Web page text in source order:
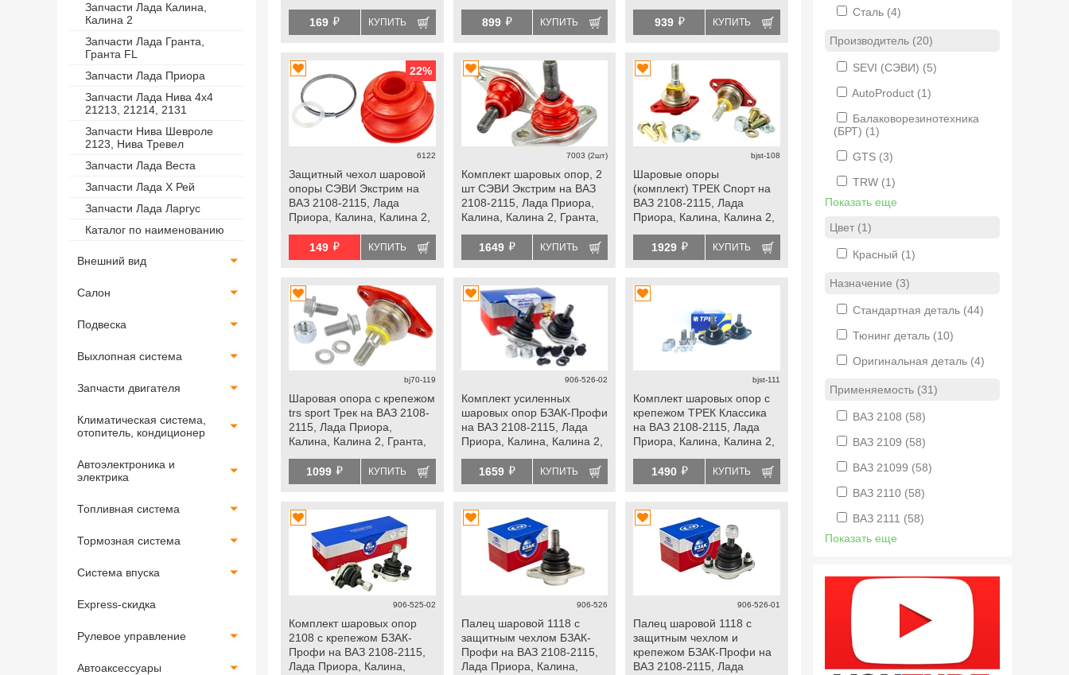
Запчасти Лада Калина,
Калина 2
Запчасти Лада Гранта,
Гранта FL
Запчасти Лада Приора
Запчасти Лада Нива 4х4
21213, 21214, 2131
Запчасти Нива Шевроле
2123, Нива Тревел
Запчасти Лада Веста
Запчасти Лада Х Рей
Запчасти Лада Ларгус
Каталог по наименованию
Внешний вид
Салон
Подвеска
Выхлопная система
Запчасти двигателя
Климатическая система,
отопитель, кондиционер
Автоэлектроника и
электрика
Топливная система
Тормозная система
Система впуска
Express-скидка
Рулевое управление
Автоаксессуары
Гранта, Гранта fl, Ока,
datsun
169 й КУПИТЬ
899 й КУПИТЬ
939 й КУПИТЬ
22%
6122
Защитный чехол шаровой
опоры СЭВИ Экстрим на
ВАЗ 2108-2115, Лада
Приора, Калина, Калина 2,
datsun
149 й КУПИТЬ
7003 (2шт)
Комплект шаровых опор, 2
шт СЭВИ Экстрим на ВАЗ
2108-2115, Лада Приора,
Калина, Калина 2, Гранта,
1649 й КУПИТЬ
bjst-108
Шаровые опоры
(комплект) ТРЕК Спорт на
ВАЗ 2108-2115, Лада
Приора, Калина, Калина 2,
datsun
1929 й КУПИТЬ
bj70-119
Шаровая опора с крепежом
trs sport Трек на ВАЗ 2108-
2115, Лада Приора,
Калина, Калина 2, Гранта,
Гранта fl, Ока, datsun
1099 й КУПИТЬ
906-526-02
Комплект усиленных
шаровых опор БЗАК-Профи
на ВАЗ 2108-2115, Лада
Приора, Калина, Калина 2,
Гранта, Гранта fl, Ока,
datsun
1659 й КУПИТЬ
bjst-111
Комплект шаровых опор с
крепежом ТРЕК Классика
на ВАЗ 2108-2115, Лада
Приора, Калина, Калина 2,
Гранта, Гранта fl, Ока,
datsun
1490 й КУПИТЬ
906-525-02
Комплект шаровых опор
2108 с крепежом БЗАК-
Профи на ВАЗ 2108-2115,
Лада Приора, Калина,
906-526
Палец шаровой 1118 с
защитным чехлом БЗАК-
Профи на ВАЗ 2108-2115,
Лада Приора, Калина,
906-526-01
Палец шаровой 1118 с
защитным чехлом и
крепежом БЗАК-Профи на
ВАЗ 2108-2115, Лада
Сталь (4)
Производитель (20)
SEVI (СЭВИ) (5)
AutoProduct (1)
Балаковорезинотехника
(БРТ) (1)
GTS (3)
TRW (1)
Показать еще
Цвет (1)
Красный (1)
Назначение (3)
Стандартная деталь (44)
Тюнинг деталь (10)
Оригинальная деталь (4)
Применяемость (31)
ВАЗ 2108 (58)
ВАЗ 2109 (58)
ВАЗ 21099 (58)
ВАЗ 2110 (58)
ВАЗ 2111 (58)
Показать еще